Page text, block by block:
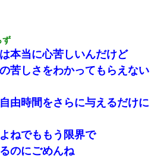
ず
本当に心苦しいんだけど
苦しさをわかってもらえない
由時間をさらに与えるだけに
ねでももう限界で
のにごめんね